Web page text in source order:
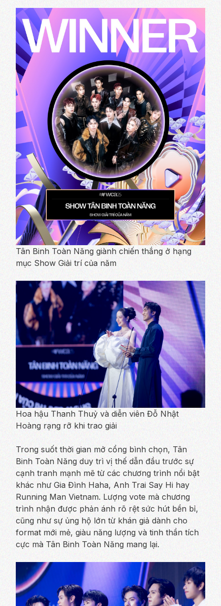
Tân Binh Toàn Năng giành chiến thắng ở hạng
mục Show Giải trí của năm
Hoa hậu Thanh Thuỷ và diễn viên Đỗ Nhật
Hoàng rạng rỡ khi trao giải
Trong suốt thời gian mở cổng bình chọn, Tân
Binh Toàn Năng duy trì vị thế dẫn đầu trước sự
cạnh tranh mạnh mẽ từ các chương trình nổi bật
khác như Gia Đình Haha, Anh Trai Say Hi hay
Running Man Vietnam. Lượng vote mà chương
trình nhận được phản ánh rõ rệt sức hút bền bỉ,
cũng như sự ủng hộ lớn từ khán giả dành cho
format mới mẻ, giàu năng lượng và tinh thần tích
cực mà Tân Binh Toàn Năng mang lại.